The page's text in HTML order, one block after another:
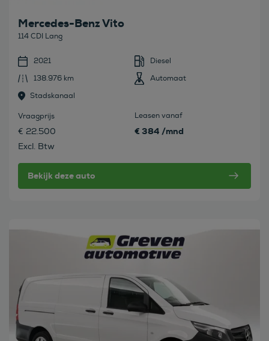
Mercedes-Benz Vito
114 CDI Lang
2021
Diesel
138.976 km
Automaat
Stadskanaal
Vraagprijs
€ 22.500
Excl. Btw
Leasen vanaf
€ 384 /mnd
Bekijk deze auto